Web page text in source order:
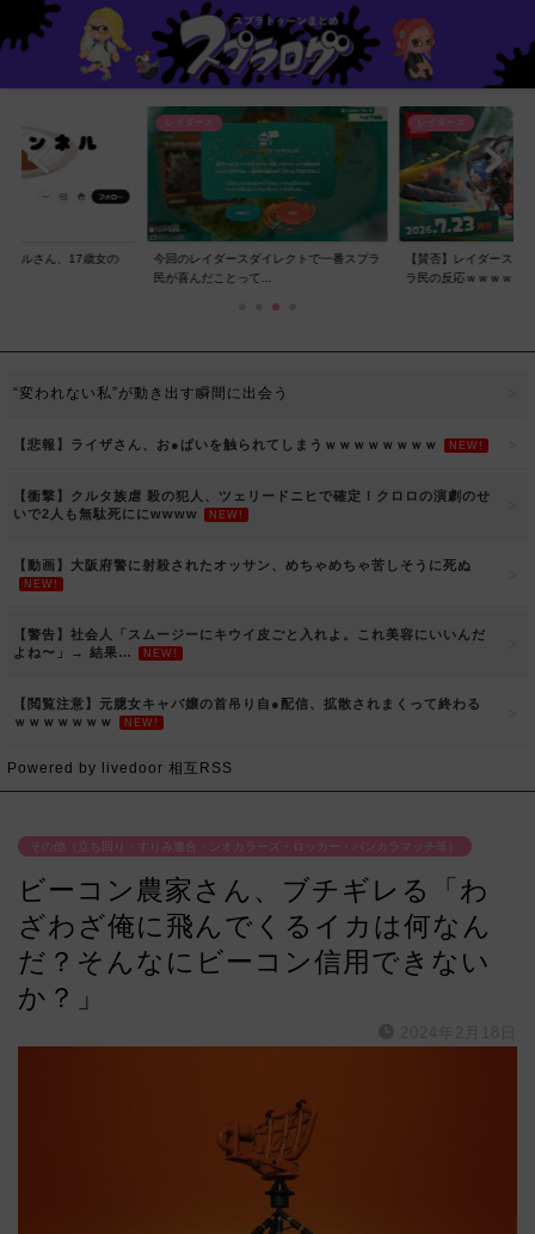
ネルさん、17歳女の
レイダース
今回のレイダースダイレクトで一番スプラ
民が喜んだことって...
レイダース
【賛否】レイダースダ
ラ民の反応ｗｗｗｗ...
“変われない私”が動き出す瞬間に出会う
【悲報】ライザさん、お●ぱいを触られてしまうｗｗｗｗｗｗｗｗ NEW!
【衝撃】クルタ族虐 殺の犯人、ツェリードニヒで確定！クロロの演劇のせ
いで2人も無駄死ににwwww
NEW!
【動画】大阪府警に射殺されたオッサン、めちゃめちゃ苦しそうに死ぬ
NEW!
【警告】社会人「スムージーにキウイ皮ごと入れよ。これ美容にいいんだ
よね〜」→ 結果…
NEW!
【閲覧注意】元臆女キャバ嬢の首吊り自●配信、拡散されまくって終わる
ｗｗｗｗｗｗｗ
NEW!
Powered by livedoor 相互RSS
その他（立ち回り・すりみ連合・シオカラーズ・ロッカー・バンカラマッチ等）
ビーコン農家さん、ブチギレる「わ
ざわざ俺に飛んでくるイカは何なん
だ？そんなにビーコン信用できない
か？」